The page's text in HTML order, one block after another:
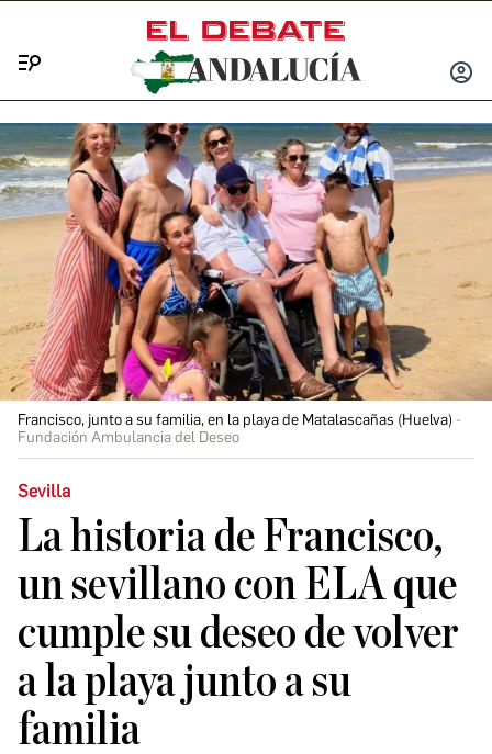
INICIAR
Francisco, junto a su familia, en la playa de Matalascañas (Huelva)
Fundación Ambulancia del Deseo
Sevilla
La historia de Francisco,
un sevillano con ELA que
cumple su deseo de volver
a la playa junto a su
familia